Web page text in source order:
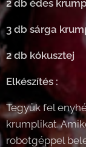
2 db édes
3 db sárga
2 db kókusztej
Elkészítés :
Tegyük fel
krumplikat.
robotgéppel